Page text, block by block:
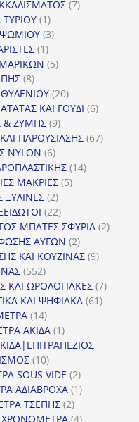
προϊόντα
77
ΤΥΡΙΟΥ 11
προϊόν
ΨΩΜΙΟΥ 33
11
προϊόν
55
88
προϊόντα
2020
προϊόντα
ΚΑΙ ΓΟΥΔΙ 66
& ΖΥΜΗΣ 99
προϊόντα
ΠΑΡΟΥΣΙΑΣΗΣ 6767
NYLON 66
προϊόντα
1414
ΜΑΚΡΙΕΣ 55
ΞΥΛΙΝΕΣ 22
προϊόντα
2222
προϊόντα
ΜΠΑΤΕΣ ΣΦΥΡΙΑ 22
ΑΥΓΩΝ 22
προϊόντα
ΚΑΙ ΚΟΥΖΙΝΑΣ 99
552552
προϊόντα
ΚΑΙ ΩΡΟΛΟΓΙΑΚΕΣ 77
ΚΑΙ ΨΗΦΙΑΚΑ 6161
1414
προϊόντα
ΑΚΙΔΑ 11
προϊόν
1010
προϊόντα
SOUS VIDE 22
προϊόντα
ΑΔΙΑΒΡΟΧΑ 11
ΤΣΕΠΗΣ 22
προϊόντα
44